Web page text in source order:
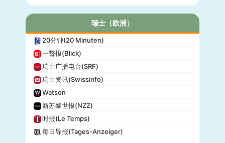
瑞士（欧洲）
20分钟(20 Minuten)
一瞥报(Blick)
瑞士广播电台(SRF)
瑞士资讯(Swissinfo)
Watson
新苏黎世报(NZZ)
时报(Le Temps)
每日导报(Tages-Anzeiger)